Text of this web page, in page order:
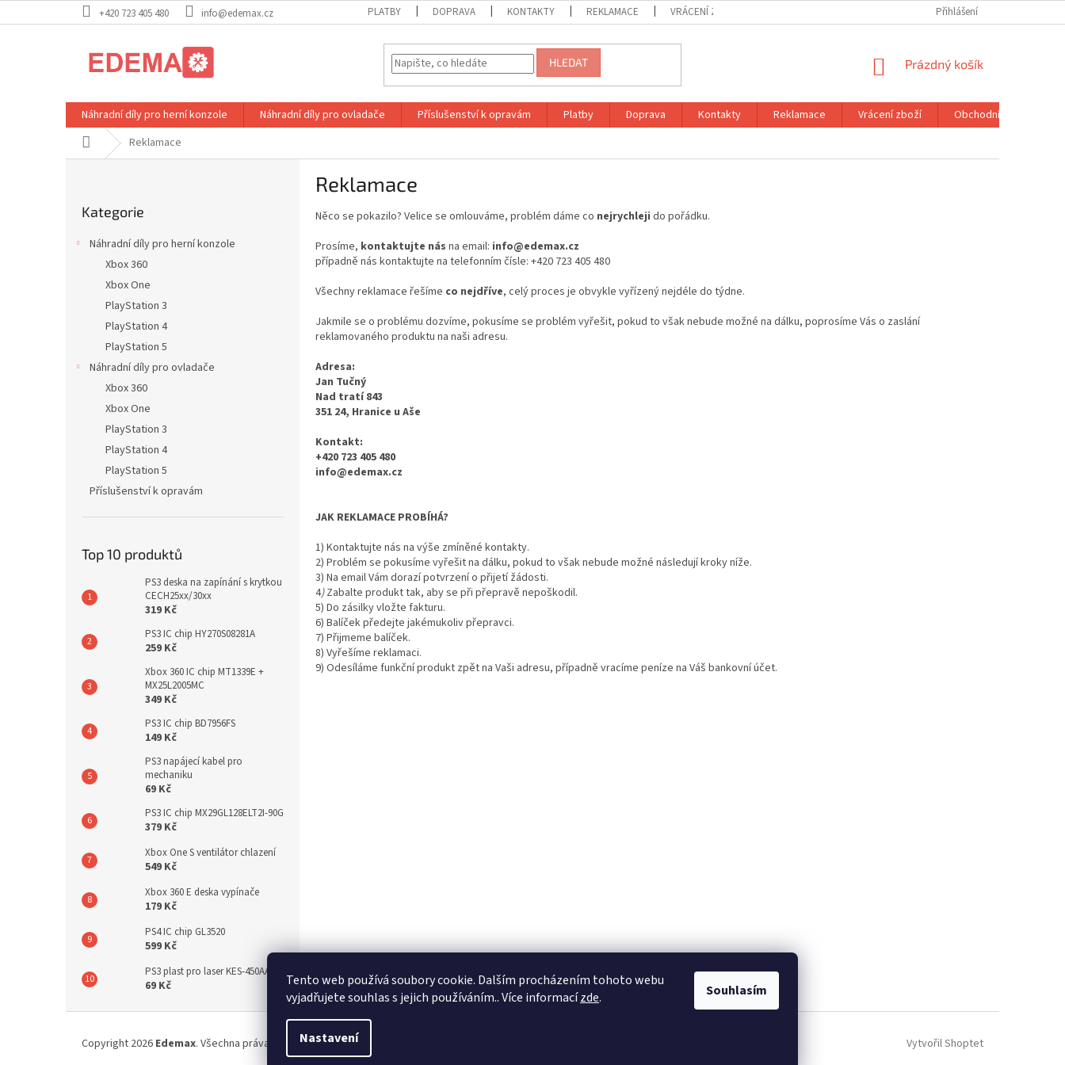
Tento web používá soubory cookie. Dalším procházením tohoto webu
vyjadřujete souhlas s jejich používáním.. Více informacízde.
Nastavení
Souhlasím
na
+420 723 405 480 info@edemax.cz PLATBY DOPRAVA KONTAKTY REKLAMACE VRÁCENÍ ZBOŽÍ PODMÍNKY OCHRANY OSOBNÍCH
Přihlášení
HLEDAT
NÁKUPNÍ
Prázdný košík
Náhradní díly pro herní konzole Náhradní díly pro ovladače Příslušenství k opravám Platby Doprava Kontakty Reklamace Vrácení zboží
Obchodní podmínky
Domů Reklamace
kategorie
Kategorie
Náhradní díly pro herní konzole
Xbox 360
Xbox One
PlayStation 3
PlayStation 4
PlayStation 5
Náhradní díly pro ovladače
Xbox 360
Xbox One
PlayStation 3
PlayStation 4
PlayStation 5
Příslušenství k opravám
Top 10 produktů
PS3 deska na zapínání s krytkou
CECH25xx/30xx
319 Kč
PS3 IC chip HY270S08281A
259 Kč
Xbox 360 IC chip MT1339E +
MX25L2005MC
349 Kč
PS3 IC chip BD7956FS
149 Kč
PS3 napájecí kabel pro
mechaniku
69 Kč
PS3 IC chip MX29GL128ELT2I-90G
379 Kč
Xbox One S ventilátor chlazení
549 Kč
Xbox 360 E deska vypínače
179 Kč
PS4 IC chip GL3520
599 Kč
PS3 plast pro laser KES-450AAA
69 Kč
Reklamace
Něco se pokazilo? Velice se omlouváme, problém dáme co nejrychleji do pořádku.
Prosíme, kontaktujte nás na email: info@edemax.cz
případně nás kontaktujte na telefonním čísle: +420 723 405 480
Všechny reklamace řešíme co nejdříve, celý proces je obvykle vyřízený nejdéle do týdne.
Jakmile se o problému dozvíme, pokusíme se problém vyřešit, pokud to však nebude možné na dálku, poprosíme Vás o zaslání
reklamovaného produktu na naši adresu.
Adresa:
Jan Tučný
Nad tratí 843
351 24, Hranice u Aše
Kontakt:
+420 723 405 480
info@edemax.cz
JAK REKLAMACE PROBÍHÁ?
1) Kontaktujte nás na výše zmíněné kontakty.
2) Problém se pokusíme vyřešit na dálku, pokud to však nebude možné následují kroky níže.
3) Na email Vám dorazí potvrzení o přijetí žádosti.
4)Zabalte produkt tak, aby se při přepravě nepoškodil.
5) Do zásilky vložte fakturu.
6) Balíček předejte jakémukoliv přepravci.
7) Přijmeme balíček.
8) Vyřešíme reklamaci.
9) Odesíláme funkční produkt zpět na Vaši adresu, případně vracíme peníze na Váš bankovní účet.
Vytvořil Shoptet
Copyright 2026 Edemax. Všechna práva vyhrazena.